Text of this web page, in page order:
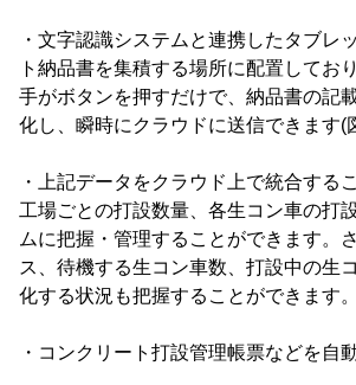
・文字認識システムと連携したタブレ
ト納品書を集積する場所に配置してお
手がボタンを押すだけで、納品書の記
化し、瞬時にクラウドに送信できます(
・上記データをクラウド上で統合する
工場ごとの打設数量、各生コン車の打
ムに把握・管理することができます。
ス、待機する生コン車数、打設中の生
化する状況も把握することができます。
・コンクリート打設管理帳票などを自